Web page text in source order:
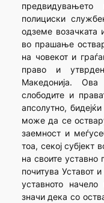
полициски
одземе возачката
во прашање
на човекот и
право и
Македонија.
слободите и
апсолутно,
може да се
заемност и
тоа, секој субјект
на своите
почитува Уставот
уставното
значи дека со